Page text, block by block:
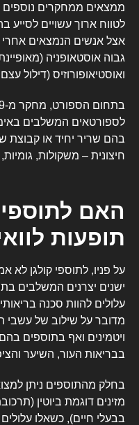
ממצאים ממחקרים נוספים
לטווח ארוך עשויים
אצל אנשים הנמצאים אחרי
גבוה אוסטאופניה
ואוסטיאופורוזיס (דילול
בתחום הספורט, מחקר מ-2019
לספורטאים המשלבים
בהם שריר יחיד או קבוצת
חיצונית – משקולות,
האם לתוספי
תופעות
על פניו, לתוספי קולגן לא
ישנים יצרנים המשלבים
עלולים להוות סכנה
מדובר על שילוב של עשבי
ויטמינים ואף בתוספים
בבריאות העור, השיער
בחלק מהתוספים ניתן
מזינים דוגמת ביוטין
בבעלי חיים), כשאלו